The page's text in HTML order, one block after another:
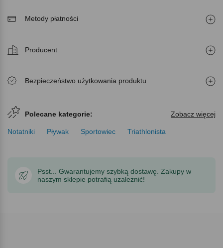
Metody płatności
Producent
Bezpieczeństwo użytkowania produktu
Polecane kategorie: Zobacz więcej
Notatniki Pływak Sportowiec Triathlonista
Psst... Gwarantujemy szybką dostawę. Zakupy w
naszym sklepie potrafią uzależnić!